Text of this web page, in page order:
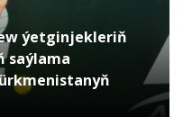
ýetginjekleriň
saýlama